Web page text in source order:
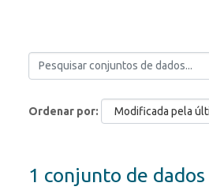
Ordenar por
1 conjunto de